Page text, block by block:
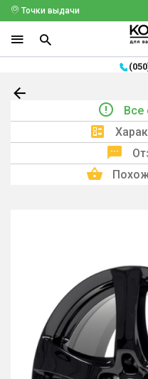
Точки выдачи
Все